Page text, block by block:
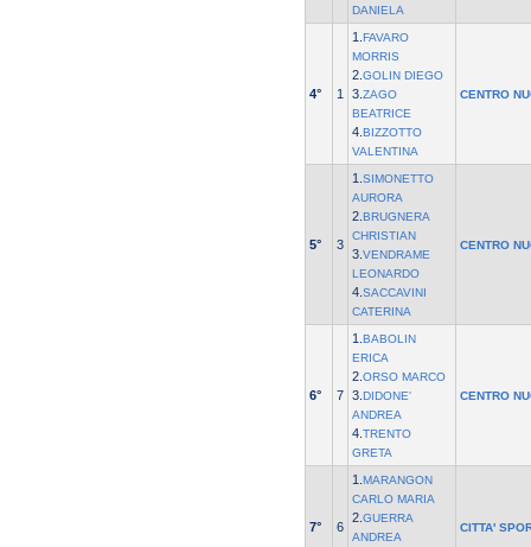
DANIELA
4° 1
1. FAVARO
MORRIS
2. GOLIN DIEGO
3. ZAGO
BEATRICE
4. BIZZOTTO
VALENTINA
CENTRO
5° 3
1. SIMONETTO
AURORA
2. BRUGNERA
CHRISTIAN
3. VENDRAME
LEONARDO
4. SACCAVINI
CATERINA
CENTRO
6° 7
1. BABOLIN
ERICA
2. ORSO MARCO
3. DIDONE'
ANDREA
4. TRENTO
GRETA
CENTRO
7° 6
1. MARANGON
CARLO MARIA
2. GUERRA
ANDREA
CITTA'